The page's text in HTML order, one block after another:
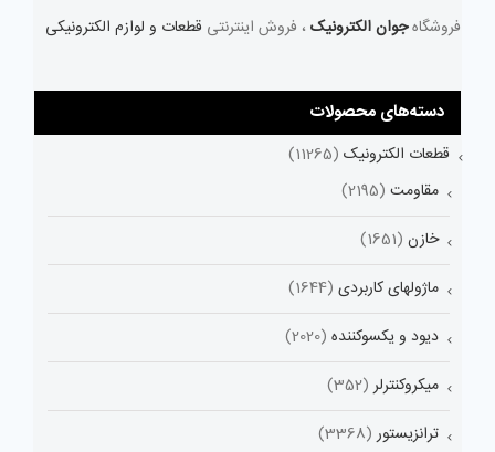
فروشگاهجوان الکترونیک ، فروش اینترنتی قطعات و لوازم الکترونیکی
دسته‌های محصولات
قطعات الکترونیک (11265)
مقاومت (2195)
خازن (1651)
ماژولهای کاربردی (1644)
دیود و یکسوکننده (2020)
میکروکنترلر (352)
ترانزیستور (3368)